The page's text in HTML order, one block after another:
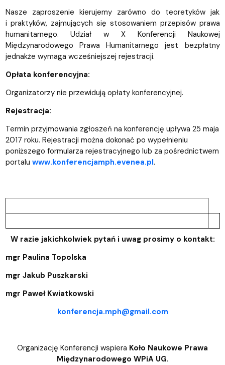
Nasze zaproszenie kierujemy zarówno do teoretyków jak
i praktyków, zajmujących się stosowaniem przepisów prawa
humanitarnego. Udział w X Konferencji Naukowej
Międzynarodowego Prawa Humanitarnego jest bezpłatny
jednakże wymaga wcześniejszej rejestracji.
Opłata konferencyjna:
Organizatorzy nie przewidują opłaty konferencyjnej.
Rejestracja:
Termin przyjmowania zgłoszeń na konferencję upływa 25 maja
2017 roku. Rejestracji można dokonać po wypełnieniu
poniższego formularza rejestracyjnego lub za pośrednictwem
portalu www.konferencjamph.evenea.pl.
W razie jakichkolwiek pytań i uwag prosimy o kontakt:
mgr Paulina Topolska
mgr Jakub Puszkarski
mgr Paweł Kwiatkowski
konferencja.mph@gmail.com
Organizację Konferencji wspiera Koło Naukowe Prawa
Międzynarodowego WPiA UG.